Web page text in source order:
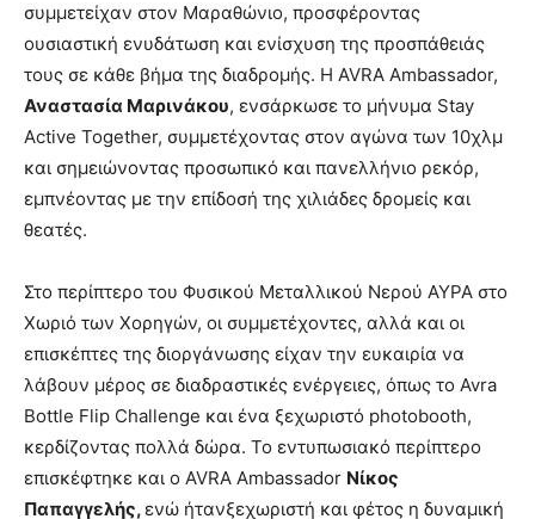
συμμετείχαν στον Μαραθώνιο, προσφέροντας
ουσιαστική ενυδάτωση και ενίσχυση της προσπάθειάς
τους σε κάθε βήμα της διαδρομής. Η AVRA Ambassador,
Αναστασία Μαρινάκου, ενσάρκωσε το μήνυμα Stay
Active Together, συμμετέχοντας στον αγώνα των 10χλμ
και σημειώνοντας προσωπικό και πανελλήνιο ρεκόρ,
εμπνέοντας με την επίδοσή της χιλιάδες δρομείς και
θεατές.
Στο περίπτερο του Φυσικού Μεταλλικού Νερού ΑΥΡΑ στο
Χωριό των Χορηγών, οι συμμετέχοντες, αλλά και οι
επισκέπτες της διοργάνωσης είχαν την ευκαιρία να
λάβουν μέρος σε διαδραστικές ενέργειες, όπως το Avra
Bottle Flip Challenge και ένα ξεχωριστό photobooth,
κερδίζοντας πολλά δώρα. Το εντυπωσιακό περίπτερο
επισκέφτηκε και ο AVRA Ambassador Νίκος
Παπαγγελής,ενώ ήτανξεχωριστή και φέτος η δυναμική